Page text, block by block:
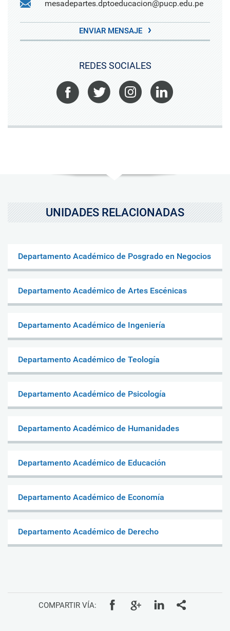
mesadepartes.dptoeducacion@pucp.edu.pe
ENVIAR MENSAJE
REDES SOCIALES
Facebook Twitter Instagram
UNIDADES RELACIONADAS
Departamento Académico de Posgrado en Negocios
Departamento Académico de Artes Escénicas
Departamento Académico de Ingeniería
Departamento Académico de Teología
Departamento Académico de Psicología
Departamento Académico de Humanidades
Departamento Académico de Educación
Departamento Académico de Economía
Departamento Académico de Derecho
COMPARTIR VÍA: